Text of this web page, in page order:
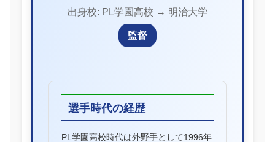
出身校: PL学園高校 → 明治大学
監督
選手時代の経歴
PL学園高校時代は外野手として1996年